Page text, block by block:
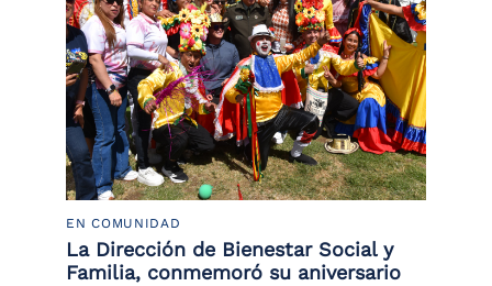
EN COMUNIDAD
La Dirección de Bienestar Social y
Familia, conmemoró su aniversario